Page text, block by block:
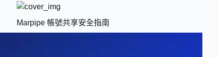
Marpipe 帳號共享安全指南